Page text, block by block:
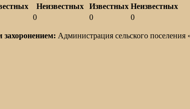
Неизвестных Известных Неизвестных
0 0 0
захоронением: Администрация сельского поселения